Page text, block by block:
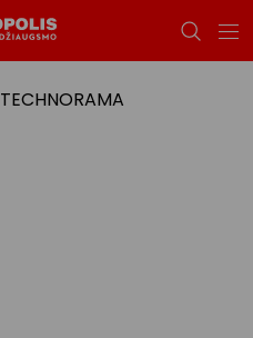
TECHNORAMA